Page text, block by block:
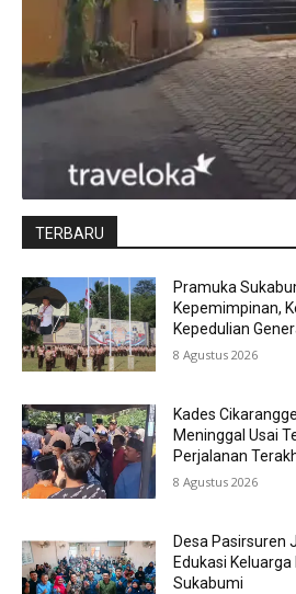
TERBARU
Pramuka
Kepemimpinan,
Kepedulian
8 Agustus 2026
Kades
Meninggal Usai
Perjalanan
8 Agustus 2026
Desa Pasirsuren
Edukasi
Sukabumi